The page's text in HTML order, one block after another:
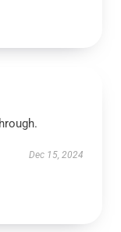
Dec 15, 2024